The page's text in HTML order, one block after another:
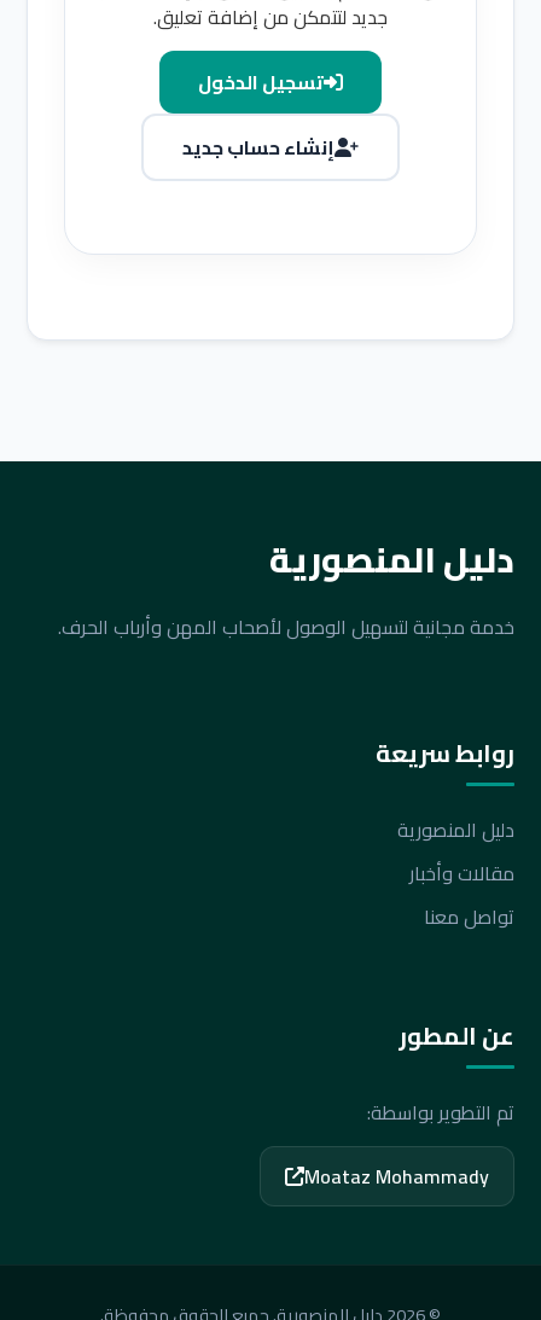
جديد لتتمكن من إضافة تعليق.
تسجيل الدخول
إنشاء حساب جديد
دليل المنصورية
خدمة مجانية لتسهيل الوصول لأصحاب المهن وأرباب الحرف.
روابط سريعة
دليل المنصورية
مقالات وأخبار
تواصل معنا
عن المطور
تم التطوير بواسطة:
Moataz Mohammady